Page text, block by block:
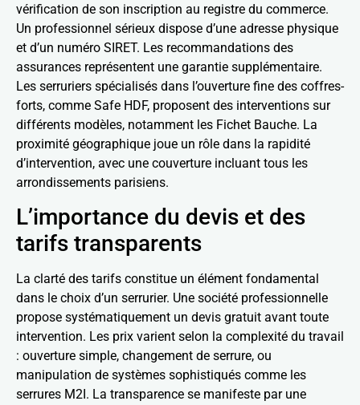
vérification de son inscription au registre du commerce.
Un professionnel sérieux dispose d’une adresse physique
et d’un numéro SIRET. Les recommandations des
assurances représentent une garantie supplémentaire.
Les serruriers spécialisés dans l’ouverture fine des coffres-
forts, comme Safe HDF, proposent des interventions sur
différents modèles, notamment les Fichet Bauche. La
proximité géographique joue un rôle dans la rapidité
d’intervention, avec une couverture incluant tous les
arrondissements parisiens.
L’importance du devis et des
tarifs transparents
La clarté des tarifs constitue un élément fondamental
dans le choix d’un serrurier. Une société professionnelle
propose systématiquement un devis gratuit avant toute
intervention. Les prix varient selon la complexité du travail
: ouverture simple, changement de serrure, ou
manipulation de systèmes sophistiqués comme les
serrures M2I. La transparence se manifeste par une